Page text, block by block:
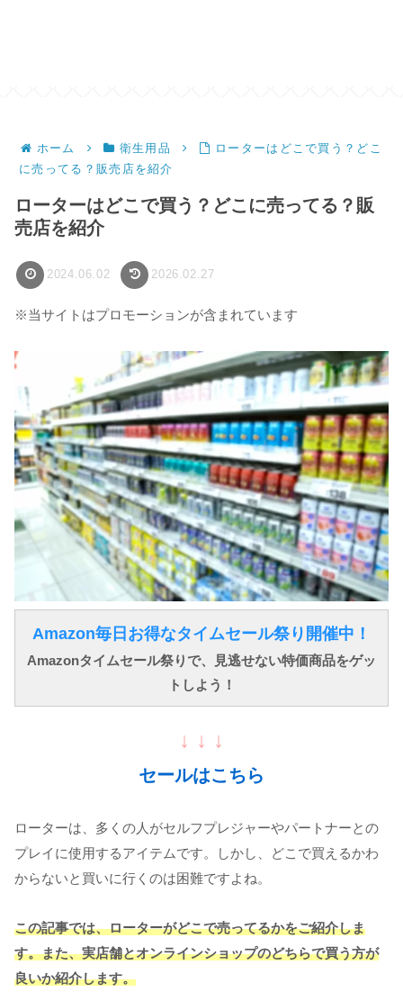
ホーム 衛生用品
ローターはどこで買う？どこ
に売ってる？販売店を紹介
ローターはどこで買う？どこに売ってる？販
売店を紹介
2024.06.02 2026.02.27
※当サイトはプロモーションが含まれています
Amazon毎日お得なタイムセール祭り開催中！
Amazonタイムセール祭りで、見逃せない特価商品をゲッ
トしよう！
↓ ↓ ↓
セールはこちら
ローターは、多くの人がセルフプレジャーやパートナーとの
プレイに使用するアイテムです。しかし、どこで買えるかわ
からないと買いに行くのは困難ですよね。
この記事では、ローターがどこで売ってるかをご紹介しま
す。また、実店舗とオンラインショップのどちらで買う方が
良いか紹介します。